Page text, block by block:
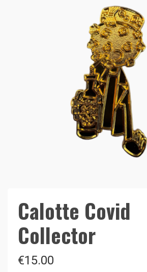
Calotte Covid
Collector
€15.00